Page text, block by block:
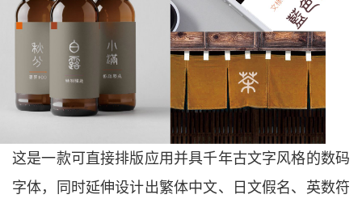
这是一款可直接排版应用并具千年古文字风格的数码
字体，同时延伸设计出繁体中文、日文假名、英数符